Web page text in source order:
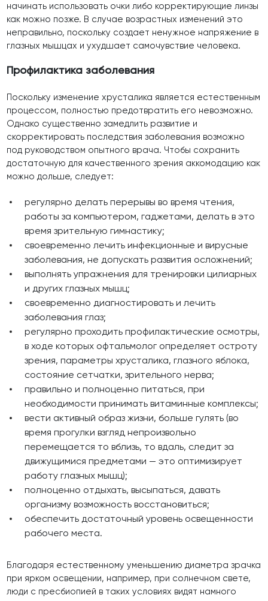
начинать использовать очки либо корректирующие линзы
как можно позже. В случае возрастных изменений это
неправильно, поскольку создает ненужное напряжение в
глазных мышцах и ухудшает самочувствие человека.
Профилактика заболевания
Поскольку изменение хрусталика является естественным
процессом, полностью предотвратить его невозможно.
Однако существенно замедлить развитие и
скорректировать последствия заболевания возможно
под руководством опытного врача. Чтобы сохранить
достаточную для качественного зрения аккомодацию как
можно дольше, следует:
регулярно делать перерывы во время чтения,
работы за компьютером, гаджетами, делать в это
время зрительную гимнастику;
своевременно лечить инфекционные и вирусные
заболевания, не допускать развития осложнений;
выполнять упражнения для тренировки цилиарных
и других глазных мышц;
своевременно диагностировать и лечить
заболевания глаз;
регулярно проходить профилактические осмотры,
в ходе которых офтальмолог определяет остроту
зрения, параметры хрусталика, глазного яблока,
состояние сетчатки, зрительного нерва;
правильно и полноценно питаться, при
необходимости принимать витаминные комплексы;
вести активный образ жизни, больше гулять (во
время прогулки взгляд непроизвольно
перемещается то вблизь, то вдаль, следит за
движущимися предметами — это оптимизирует
работу глазных мышц);
полноценно отдыхать, высыпаться, давать
организму возможность восстановиться;
обеспечить достаточный уровень освещенности
рабочего места.
Благодаря естественному уменьшению диаметра зрачка
при ярком освещении, например, при солнечном свете,
люди с пресбиопией в таких условиях видят намного